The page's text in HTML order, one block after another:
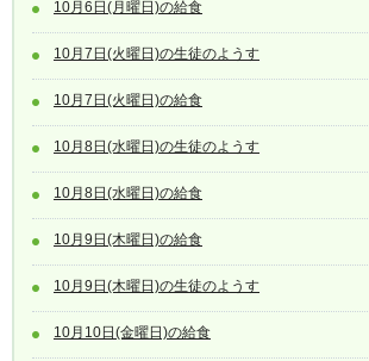
10月6日(月曜日)の給食
10月7日(火曜日)の生徒のようす
10月7日(火曜日)の給食
10月8日(水曜日)の生徒のようす
10月8日(水曜日)の給食
10月9日(木曜日)の給食
10月9日(木曜日)の生徒のようす
10月10日(金曜日)の給食